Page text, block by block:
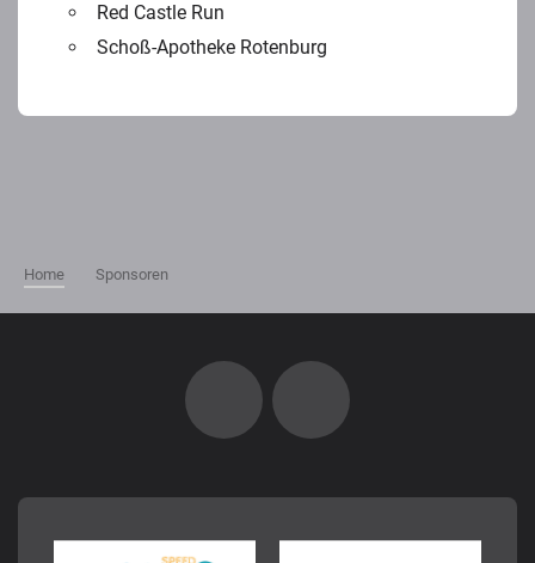
Red Castle Run
Schoß-Apotheke Rotenburg
Home Sponsoren